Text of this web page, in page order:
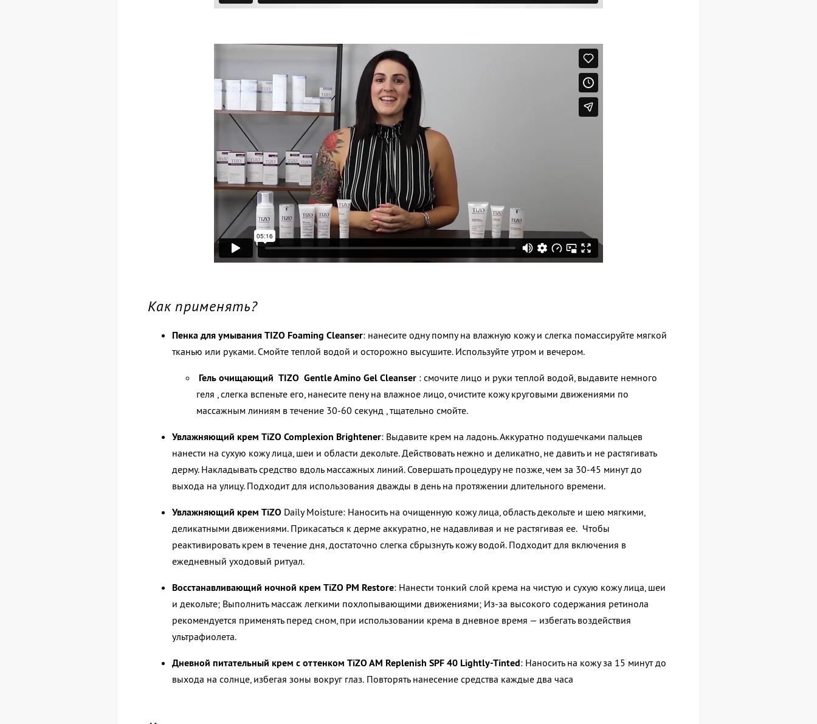
Как применять?
Пенка для умывания TIZO Foaming Cleanser: нанесите одну помпу на влажную кожу и слегка помассируйте мягкой
тканью или руками. Смойте теплой водой и осторожно высушите. Используйте утром и вечером.
Гель очищающий TIZO Gentle Amino Gel Cleanser : смочите лицо и руки теплой водой, выдавите немного
геля , слегка вспеньте его, нанесите пену на влажное лицо, очистите кожу круговыми движениями по
массажным линиям в течение 30-60 секунд , тщательно смойте.
Увлажняющий крем TiZO Complexion Brightеner: Выдавите крем на ладонь. Аккуратно подушечками пальцев
нанести на сухую кожу лица, шеи и области декольте. Действовать нежно и деликатно, не давить и не растягивать
дерму. Накладывать средство вдоль массажных линий. Совершать процедуру не позже, чем за 30-45 минут до
выхода на улицу. Подходит для использования дважды в день на протяжении длительного времени.
Увлажняющий крем TiZO Daily Moisture: Наносить на очищенную кожу лица, область декольте и шею мягкими,
деликатными движениями. Прикасаться к дерме аккуратно, не надавливая и не растягивая ее. Чтобы
реактивировать крем в течение дня, достаточно слегка сбрызнуть кожу водой. Подходит для включения в
ежедневный уходовый ритуал.
Восстанавливающий ночной крем TiZO PM Restore: Нанести тонкий слой крема на чистую и сухую кожу лица, шеи
и декольте; Выполнить массаж легкими похлопывающими движениями; Из-за высокого содержания ретинола
рекомендуется применять перед сном, при использовании крема в дневное время — избегать воздействия
ультрафиолета.
Дневной питательный крем с оттенком TiZO AM Replenish SPF 40 Lightly-Tinted: Наносить на кожу за 15 минут до
выхода на солнце, избегая зоны вокруг глаз. Повторять нанесение средства каждые два часа